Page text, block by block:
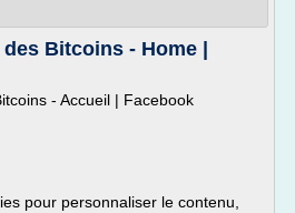
Bitcoins - Home |
- Accueil | Facebook
pour personnaliser le contenu,